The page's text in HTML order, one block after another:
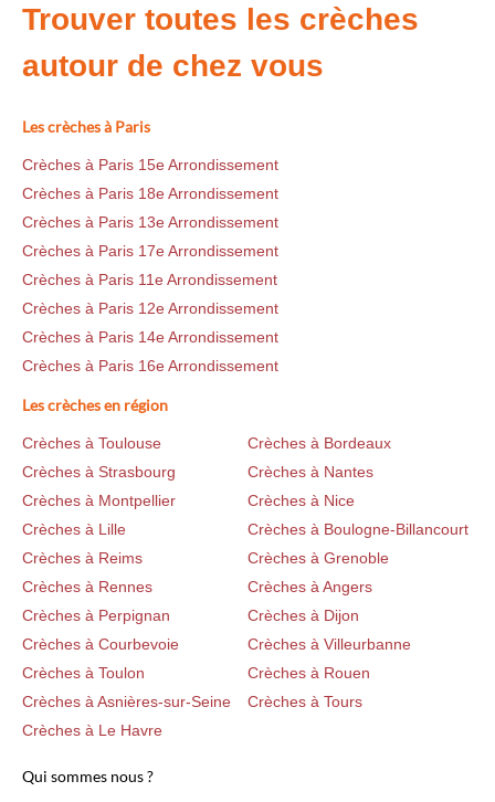
Trouver toutes les crèches
autour de chez vous
Les crèches à Paris
Crèches à Paris 15e Arrondissement
Crèches à Paris 18e Arrondissement
Crèches à Paris 13e Arrondissement
Crèches à Paris 17e Arrondissement
Crèches à Paris 11e Arrondissement
Crèches à Paris 12e Arrondissement
Crèches à Paris 14e Arrondissement
Crèches à Paris 16e Arrondissement
Les crèches en région
Crèches à Toulouse
Crèches à Bordeaux
Crèches à Strasbourg
Crèches à Nantes
Crèches à Montpellier
Crèches à Nice
Crèches à Lille
Crèches à Boulogne-Billancourt
Crèches à Reims
Crèches à Grenoble
Crèches à Rennes
Crèches à Angers
Crèches à Perpignan
Crèches à Dijon
Crèches à Courbevoie
Crèches à Villeurbanne
Crèches à Toulon
Crèches à Rouen
Crèches à Asnières-sur-Seine
Crèches à Tours
Crèches à Le Havre
Qui sommes nous ?